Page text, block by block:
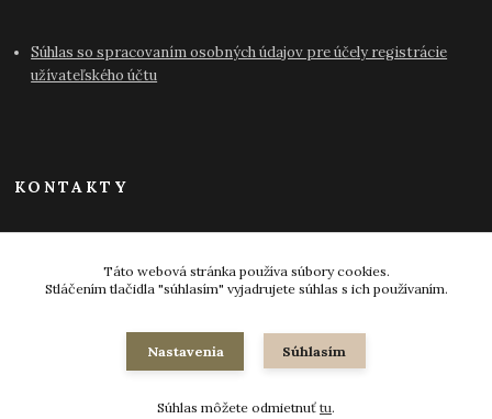
Súhlas so spracovaním osobných údajov pre účely registrácie
užívateľského účtu
KONTAKTY
Vytvorené na
Eshop-rychlo.sk
Táto webová stránka používa súbory cookies.
Stláčením tlačidla "súhlasím" vyjadrujete súhlas s ich používaním.
Nastavenia Súhlasím
Súhlas môžete odmietnuť tu.